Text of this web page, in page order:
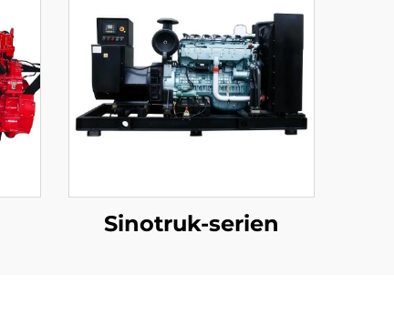
Sinotruk-serien